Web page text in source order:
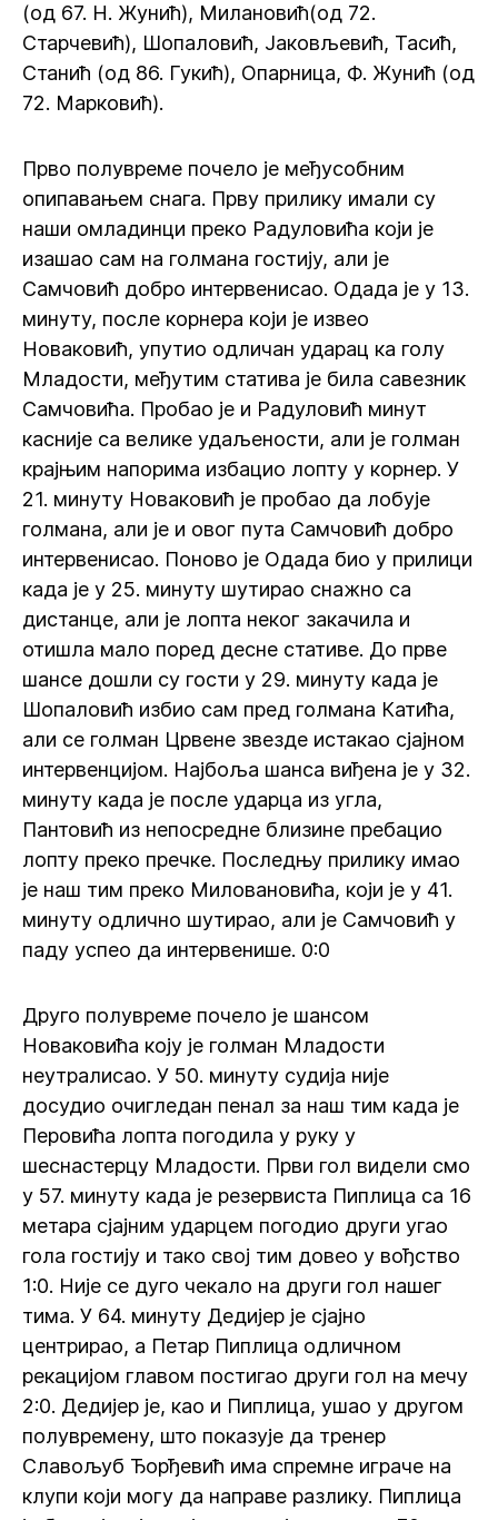
(од 67. Н. Жунић), Милановић(од 72.
Старчевић), Шопаловић, Јаковљевић, Тасић,
Станић (од 86. Гукић), Опарница, Ф. Жунић (од
72. Марковић).
Прво полувреме почело је међусобним
опипавањем снага. Прву прилику имали су
наши омладинци преко Радуловића који је
изашао сам на голмана гостију, али је
Самчовић добро интервенисао. Одада је у 13.
минуту, после корнера који је извео
Новаковић, упутио одличан ударац ка голу
Младости, међутим статива је била савезник
Самчовића. Пробао је и Радуловић минут
касније са велике удаљености, али је голман
крајњим напорима избацио лопту у корнер. У
21. минуту Новаковић је пробао да лобује
голмана, али је и овог пута Самчовић добро
интервенисао. Поново је Одада био у прилици
када је у 25. минуту шутирао снажно са
дистанце, али је лопта неког закачила и
отишла мало поред десне стативе. До прве
шансе дошли су гости у 29. минуту када је
Шопаловић избио сам пред голмана Катића,
али се голман Црвене звезде истакао сјајном
интервенцијом. Најбоља шанса виђена је у 32.
минуту када је после ударца из угла,
Пантовић из непосредне близине пребацио
лопту преко пречке. Последњу прилику имао
је наш тим преко Миловановића, који је у 41.
минуту одлично шутирао, али је Самчовић у
паду успео да интервенише. 0:0
Друго полувреме почело је шансом
Новаковића коју је голман Младости
неутралисао. У 50. минуту судија није
досудио очигледан пенал за наш тим када је
Перовића лопта погодила у руку у
шеснастерцу Младости. Први гол видели смо
у 57. минуту када је резервиста Пиплица са 16
метара сјајним ударцем погодио други угао
гола гостију и тако свој тим довео у вођство
1:0. Није се дуго чекало на други гол нашег
тима. У 64. минуту Дедијер је сјајно
центрирао, а Петар Пиплица одличном
рекацијом главом постигао други гол на мечу
2:0. Дедијер је, као и Пиплица, ушао у другом
полувремену, што показује да тренер
Славољуб Ђорђевић има спремне играче на
клупи који могу да направе разлику. Пиплица